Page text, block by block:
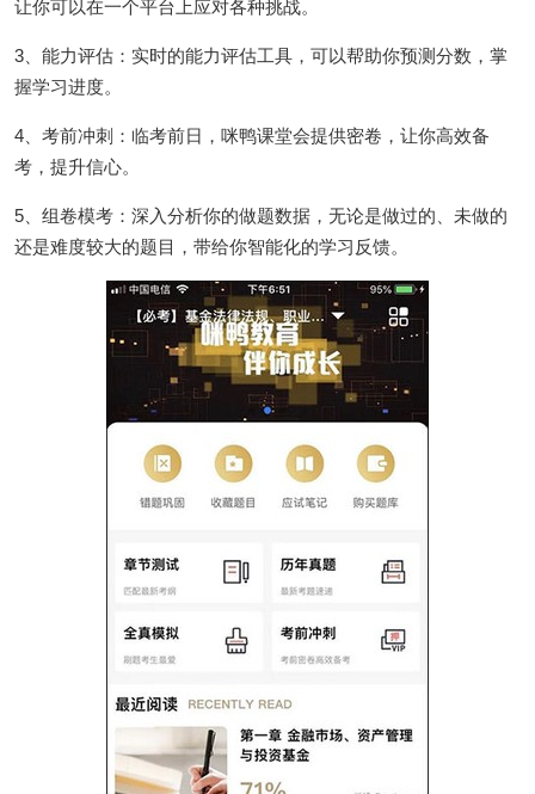
让你可以在一个平台上应对各种挑战。
3、能力评估：实时的能力评估工具，可以帮助你预测分数，掌
握学习进度。
4、考前冲刺：临考前日，咪鸭课堂会提供密卷，让你高效备
考，提升信心。
5、组卷模考：深入分析你的做题数据，无论是做过的、未做的
还是难度较大的题目，带给你智能化的学习反馈。